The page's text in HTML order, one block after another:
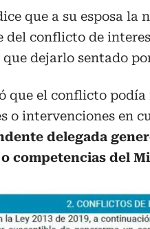
que a su esposa la
del conflicto de
dejarlo sentado
que el conflicto podía
o intervenciones en
delegada
competencias del